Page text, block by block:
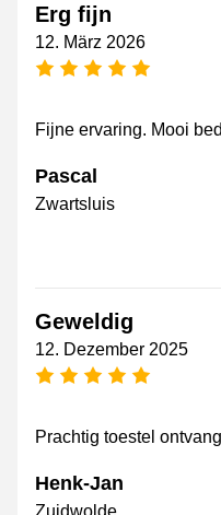
Erg fijn
12. März 2026
Fijne ervaring. Mooi
Pascal
Zwartsluis
Geweldig
12. Dezember 2025
Prachtig toestel
Henk-Jan
Zuidwolde